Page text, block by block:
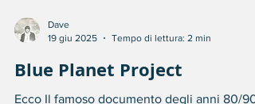
Dave
Blue Planet Project